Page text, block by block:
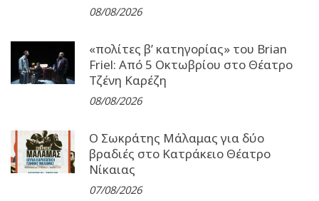
08/08/2026
«πολίτες β’ κατηγορίας» του Brian
Friel: Από 5 Οκτωβρίου στο Θέατρο
Τζένη Καρέζη
08/08/2026
Ο Σωκράτης Μάλαμας για δύο
βραδιές στο Κατράκειο Θέατρο
Νίκαιας
07/08/2026